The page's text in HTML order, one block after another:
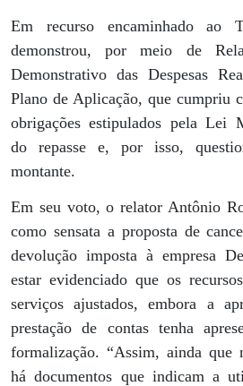
Em recurso encaminhado ao
demonstrou, por meio de
Demonstrativo das Despesas
Plano de Aplicação, que cumpriu
obrigações estipulados pela Lei
do repasse e, por isso,
montante.
Em seu voto, o relator Antônio
como sensata a proposta de
devolução imposta à empresa
estar evidenciado que os
serviços ajustados, embora a
prestação de contas tenha
formalização. “Assim, ainda que
há documentos que indicam a